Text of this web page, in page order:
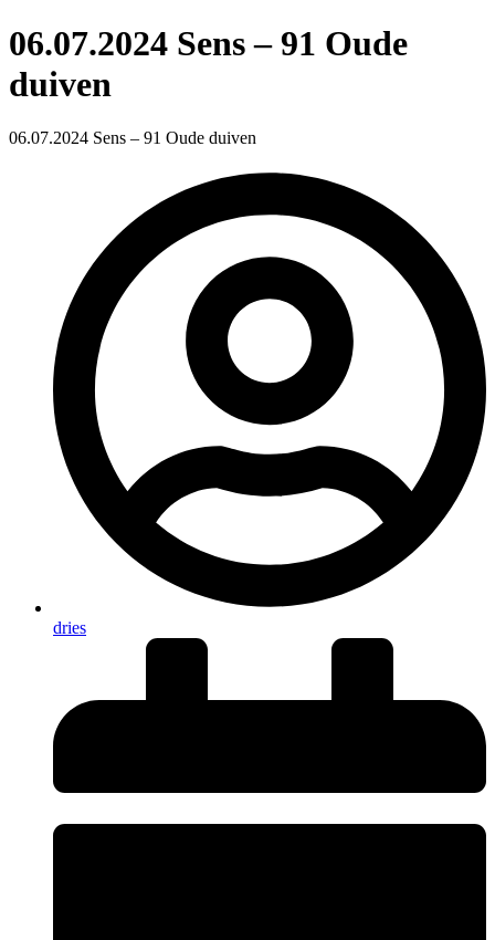
06.07.2024 Sens – 91 Oude
duiven
06.07.2024 Sens – 91 Oude duiven
dries